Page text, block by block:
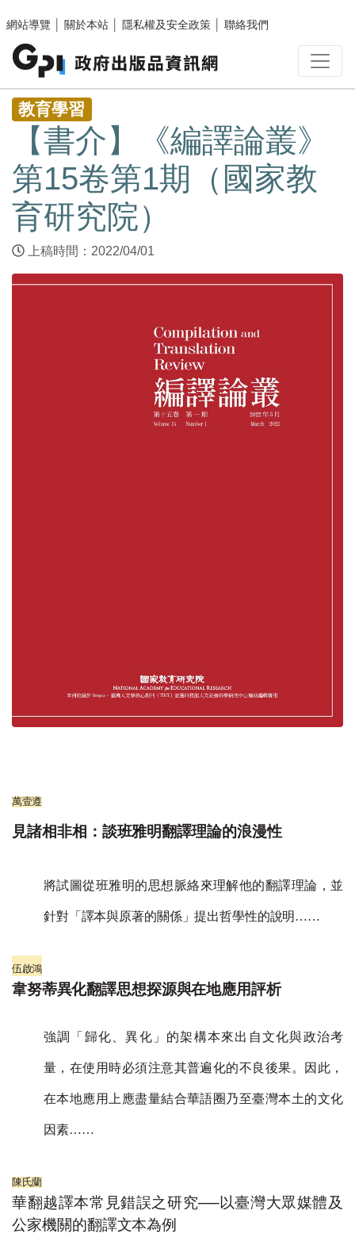
網站導覽
關於本站 隱私權及安全政策 聯絡我們
:::
教育學習
【書介】《編譯論叢》
第15卷第1期（國家教
育研究院）
上稿時間：2022/04/01
萬壹遵
見諸相非相：談班雅明翻譯理論的浪漫性
將試圖從班雅明的思想脈絡來理解他的翻譯理論，並
針對「譯本與原著的關係」提出哲學性的說明……
伍啟鴻
韋努蒂異化翻譯思想探源與在地應用評析
強調「歸化、異化」的架構本來出自文化與政治考
量，在使用時必須注意其普遍化的不良後果。因此，
在本地應用上應盡量結合華語圈乃至臺灣本土的文化
因素……
陳氏蘭
華翻越譯本常見錯誤之研究──以臺灣大眾媒體及
公家機關的翻譯文本為例